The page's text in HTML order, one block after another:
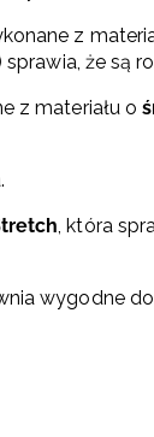
z
że są
z materiału o
, która
wygodne